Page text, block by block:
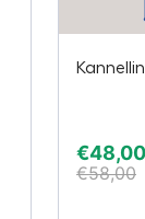
€48,00
€58,00